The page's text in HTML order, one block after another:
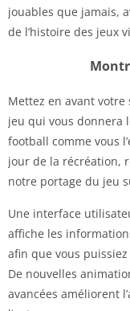
jouables que jamais,
de l’histoire des jeux
Mettez en avant
jeu qui vous donnera
football comme vous
jour de la récréation,
notre portage du jeu
Une interface
affiche les
afin que vous
De nouvelles
avancées améliorent